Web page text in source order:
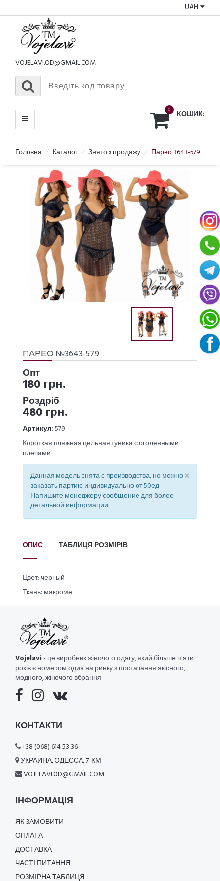
UAH
VOJELAVI.OD@GMAIL.COM
0 КОШИК:
МЕНЮ
Головна Каталог Знято з продажу Парео 3643-579
ПАРЕО №3643-579
Опт
180 грн.
Роздріб
480 грн.
Артикул:579
Короткая пляжная цельная туника с оголенными
плечами
×
Данная модель снята с производства, но можно
заказать партию индивидуально от 50ед.
Напишите менеджеру сообщение для более
детальной информации.
ОПИС ТАБЛИЦЯ РОЗМІРІВ
Цвет: черный
Ткань: макроме
Vojelavi- це виробник жіночого одягу, який більше п'яти
років є номером один на ринку з постачання якісного,
модного, жіночого вбрання.
КОНТАКТИ
+38 (068) 614 53 36
УКРАИНА, ОДЕССА, 7-КМ.
VOJELAVI.OD@GMAIL.COM
ІНФОРМАЦІЯ
ЯК ЗАМОВИТИ
ОПЛАТА
ДОСТАВКА
ЧАСТІ ПИТАННЯ
РОЗМІРНА ТАБЛИЦЯ